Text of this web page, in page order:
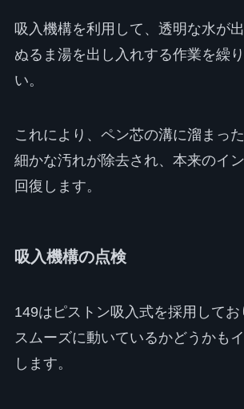
吸入機構を利用して、透明な水が
ぬるま湯を出し入れする作業を繰
い。
これにより、ペン芯の溝に溜まっ
細かな汚れが除去され、本来のイ
回復します。
吸入機構の点検
149はピストン吸入式を採用して
スムーズに動いているかどうかも
します。